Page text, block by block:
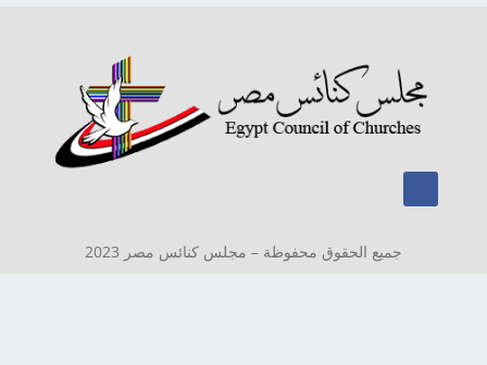
جميع الحقوق محفوظة – مجلس كنائس مصر 2023